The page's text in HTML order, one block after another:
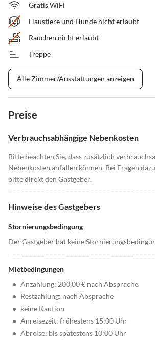
Gratis WiFi
Haustiere und Hunde nicht erlaubt
Rauchen nicht erlaubt
Treppe
Alle Zimmer/Ausstattungen anzeigen
Preise
Verbrauchsabhängige Nebenkosten
Bitte beachten Sie, dass zusätzlich
Nebenkosten anfallen können. Bei Fragen
bitte direkt den Gastgeber.
Hinweise des Gastgebers
Stornierungsbedingung
Der Gastgeber hat keine
Mietbedingungen
• Anzahlung: 200,00 € nach Absprache
• Restzahlung: nach Absprache
• keine Kaution
• Anreisezeit: frühestens 15:00 Uhr
• Abreise: bis spätestens 10:00 Uhr